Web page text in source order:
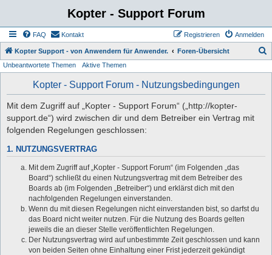
Kopter - Support Forum
FAQ Kontakt Anmelden
Registrieren
Kopter Support - von Anwendern für Anwender. Foren-Übersicht
Unbeantwortete Themen Aktive Themen
Kopter - Support Forum - Nutzungsbedingungen
Mit dem Zugriff auf „Kopter - Support Forum“ („http://kopter-
support.de“) wird zwischen dir und dem Betreiber ein Vertrag mit
folgenden Regelungen geschlossen:
1. NUTZUNGSVERTRAG
Mit dem Zugriff auf „Kopter - Support Forum“ (im Folgenden „das
Board“) schließt du einen Nutzungsvertrag mit dem Betreiber des
Boards ab (im Folgenden „Betreiber“) und erklärst dich mit den
nachfolgenden Regelungen einverstanden.
Wenn du mit diesen Regelungen nicht einverstanden bist, so darfst du
das Board nicht weiter nutzen. Für die Nutzung des Boards gelten
jeweils die an dieser Stelle veröffentlichten Regelungen.
Der Nutzungsvertrag wird auf unbestimmte Zeit geschlossen und kann
von beiden Seiten ohne Einhaltung einer Frist jederzeit gekündigt